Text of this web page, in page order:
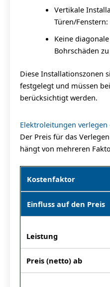
Vertikale
Türen/Fenstern:
Keine
Bohrschäden
Diese Installationszonen
festgelegt und müssen
berücksichtigt werden.
Elektroleitungen
Der Preis für das
hängt von mehreren
Kostenfaktor
Einfluss auf den Preis